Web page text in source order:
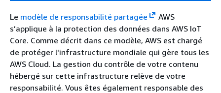
Le modèle de responsabilité partagée
AWS
s’applique à la protection des données dans AWS IoT
Core. Comme décrit dans ce modèle, AWS est chargé
de protéger l'infrastructure mondiale qui gère tous les
AWS Cloud. La gestion du contrôle de votre contenu
hébergé sur cette infrastructure relève de votre
responsabilité. Vous êtes également responsable des